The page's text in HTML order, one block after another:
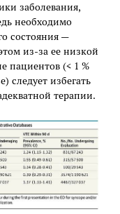
заболевания,
необходимо
состояния —
из-за ее низкой
пациентов (< 1 %
следует избегать
терапии.